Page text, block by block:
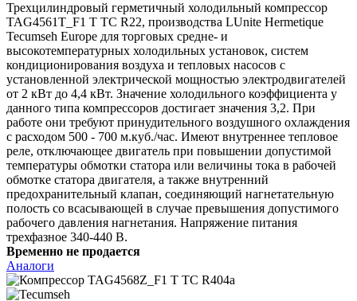
Трехцилиндровый герметичный холодильный компрессор
TAG4561T_F1 T TC R22, производства LUnite Hermetique
Tecumseh Europe для торговых средне- и
высокотемпературных холодильных установок, систем
кондиционирования воздуха и тепловых насосов с
установленной электрической мощностью электродвигателей
от 2 кВт до 4,4 кВт. Значение холодильного коэффициента у
данного типа компрессоров достигает значения 3,2. При
работе они требуют принудительного воздушного охлаждения
с расходом 500 - 700 м.куб./час. Имеют внутреннее тепловое
реле, отключающее двигатель при повышении допустимой
температуры обмотки статора или величины тока в рабочей
обмотке статора двигателя, а также внутренний
предохранительный клапан, соединяющий нагнетательную
полость со всасывающей в случае превышения допустимого
рабочего давления нагнетания. Напряжение питания
трехфазное 340-440 В.
Временно не продается
Аналоги